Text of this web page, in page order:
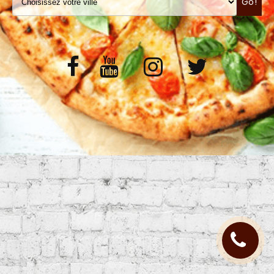
VOS AVIS
MENTIONS LÉGALES
C.G.V